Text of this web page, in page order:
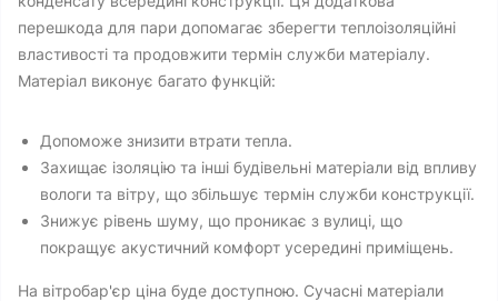
перешкода для пари допомагає зберегти теплоізоляційні
властивості та продовжити термін служби матеріалу.
Матеріал виконує багато функцій:
Допоможе знизити втрати тепла.
Захищає ізоляцію та інші будівельні матеріали від впливу
вологи та вітру, що збільшує термін служби конструкції.
Знижує рівень шуму, що проникає з вулиці, що
покращує акустичний комфорт усередині приміщень.
На вітробар'єр ціна буде доступною. Сучасні матеріали